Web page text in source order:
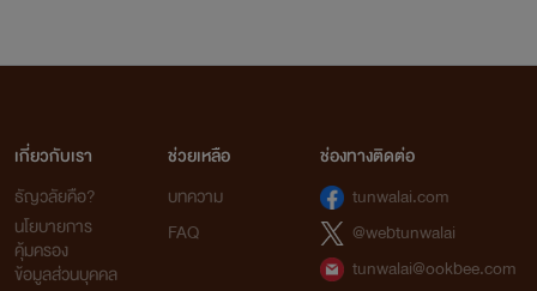
เกี่ยวกับเรา
ธัญวลัยคือ?
นโยบายการ
คุ้มครอง
ข้อมูลส่วนบุคคล
ช่วยเหลือ
บทความ
FAQ
ช่องทางติดต่อ
tunwalai.com
@webtunwalai
tunwalai@ookbee.com